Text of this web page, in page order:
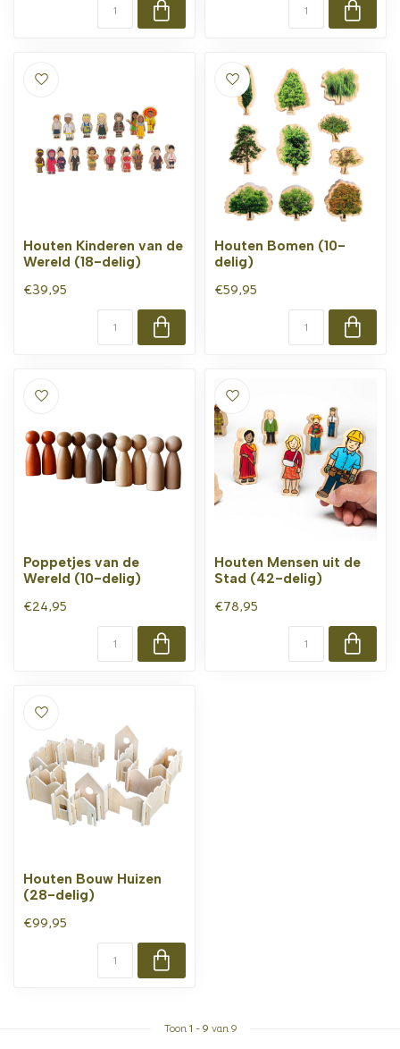
Houten Kinderen van de
Wereld (18-delig)
€39,95
Houten Bomen (10-
delig)
€59,95
Poppetjes van de
Wereld (10-delig)
€24,95
Houten Mensen uit de
Stad (42-delig)
€78,95
Houten Bouw Huizen
(28-delig)
€99,95
Toon 1 - 9 van 9